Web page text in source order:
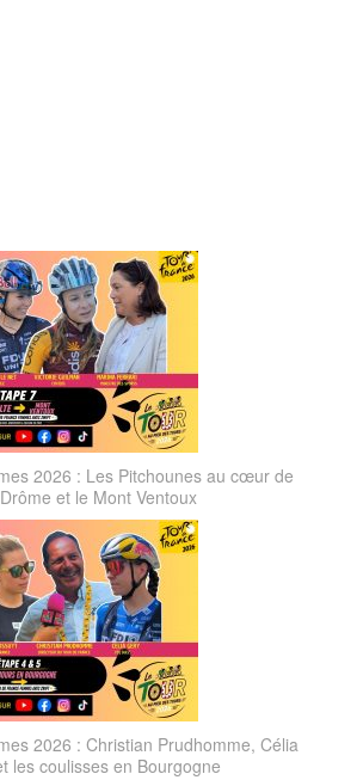
2026 : Les Pitchounes au cœur de
et le Mont Ventoux
2026 : Christian Prudhomme, Célia
les coulisses en Bourgogne